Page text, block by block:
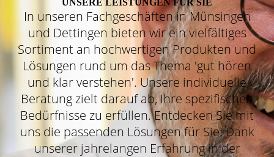
UNSERE LEISTUNGEN FÜR SIE
In unseren Fachgeschäften in Münsingen
und Dettingen bieten wir ein vielfältiges
Sortiment an hochwertigen Produkten und
Lösungen rund um das Thema 'gut hören
und klar verstehen'. Unsere individuelle
Beratung zielt darauf ab, Ihre spezifischen
Bedürfnisse zu erfüllen. Entdecken Sie mit
uns die passenden Lösungen für Sie!Dank
unserer jahrelangen Erfahrung in der